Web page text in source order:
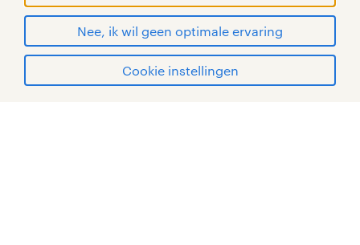
Nee, ik wil geen optimale ervaring
Cookie instellingen
solliciteren
sitemap
RANDSTAD, HUMAN FORWARD en SHAPING THE
WORLD OF WORK zijn geregistreerde
handelsmerken van Randstad N.V.